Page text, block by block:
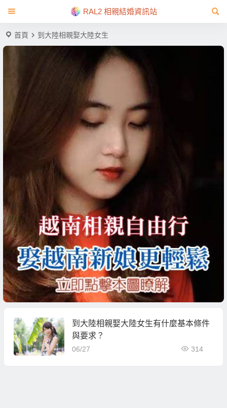
RAL2 相親結婚資訊站
首頁 到大陸相親娶大陸女生
到大陸相親娶大陸女生有什麼基本條件
與要求？
06/27 314